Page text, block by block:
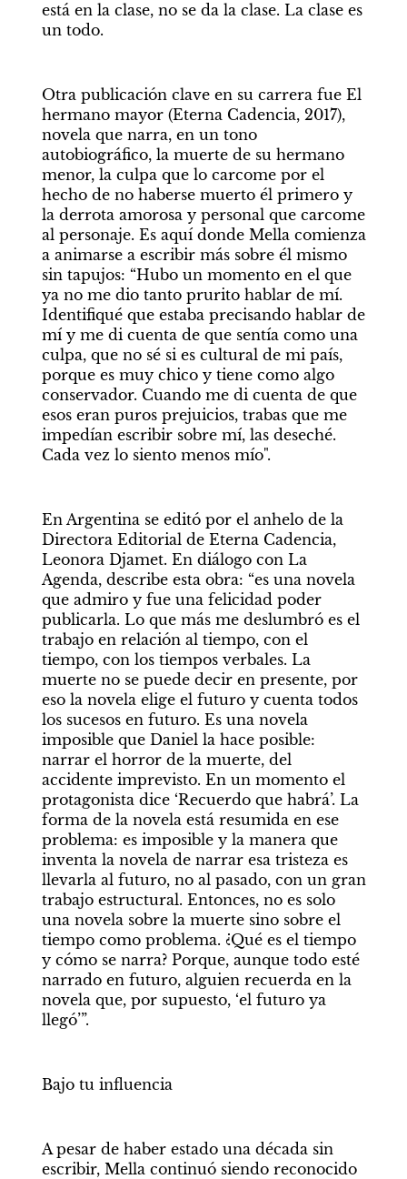
está en la clase, no se da la clase. La clase es
un todo.
Otra publicación clave en su carrera fue El
hermano mayor (Eterna Cadencia, 2017),
novela que narra, en un tono
autobiográfico, la muerte de su hermano
menor, la culpa que lo carcome por el
hecho de no haberse muerto él primero y
la derrota amorosa y personal que carcome
al personaje. Es aquí donde Mella comienza
a animarse a escribir más sobre él mismo
sin tapujos: “Hubo un momento en el que
ya no me dio tanto prurito hablar de mí.
Identifiqué que estaba precisando hablar de
mí y me di cuenta de que sentía como una
culpa, que no sé si es cultural de mi país,
porque es muy chico y tiene como algo
conservador. Cuando me di cuenta de que
esos eran puros prejuicios, trabas que me
impedían escribir sobre mí, las deseché.
Cada vez lo siento menos mío".
En Argentina se editó por el anhelo de la
Directora Editorial de Eterna Cadencia,
Leonora Djamet. En diálogo con La
Agenda, describe esta obra: “es una novela
que admiro y fue una felicidad poder
publicarla. Lo que más me deslumbró es el
trabajo en relación al tiempo, con el
tiempo, con los tiempos verbales. La
muerte no se puede decir en presente, por
eso la novela elige el futuro y cuenta todos
los sucesos en futuro. Es una novela
imposible que Daniel la hace posible:
narrar el horror de la muerte, del
accidente imprevisto. En un momento el
protagonista dice ‘Recuerdo que habrá’. La
forma de la novela está resumida en ese
problema: es imposible y la manera que
inventa la novela de narrar esa tristeza es
llevarla al futuro, no al pasado, con un gran
trabajo estructural. Entonces, no es solo
una novela sobre la muerte sino sobre el
tiempo como problema. ¿Qué es el tiempo
y cómo se narra? Porque, aunque todo esté
narrado en futuro, alguien recuerda en la
novela que, por supuesto, ‘el futuro ya
llegó’”.
Bajo tu influencia
A pesar de haber estado una década sin
escribir, Mella continuó siendo reconocido